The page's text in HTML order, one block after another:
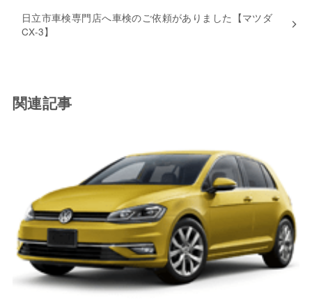
日立市車検専門店へ車検のご依頼がありました【マツダ
CX-3】
関連記事